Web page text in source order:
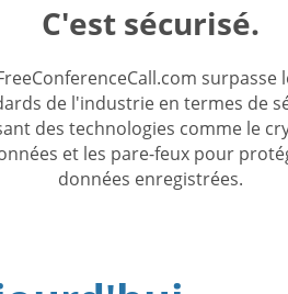
C'est sécurisé.
surpasse
de l'industrie en termes de
des technologies comme le
et les pare-feux pour
données enregistrées.